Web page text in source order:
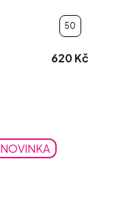
50
620 Kč
NOVINKA